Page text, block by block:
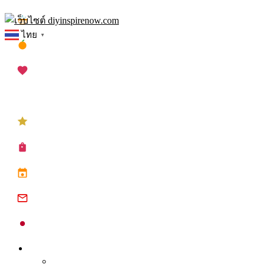
Skip
to
content
ไทย ▼
เทศกาลสงกรานต์